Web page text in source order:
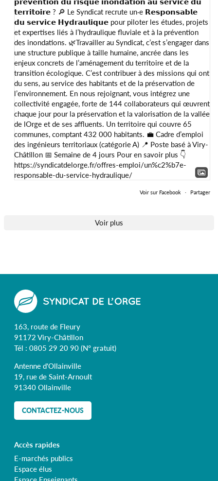
Voir sur Facebook · Partager
Voir plus
163, route de Fleury
91172 Viry-Châtillon
Tél : 0805 29 20 90(N° gratuit)
Antenne d'Ollainville
19, rue de Saint-Arnoult
91340 Ollainville
CONTACTEZ-NOUS
Accès rapides
E-marchés publics
Espace élus